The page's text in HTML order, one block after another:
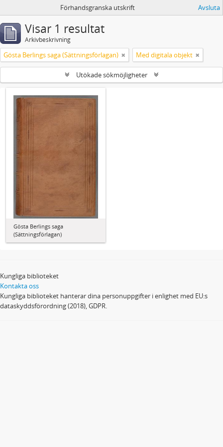
Förhandsgranska utskrift Avsluta
Visar 1 resultat
Arkivbeskrivning
Gösta Berlings saga (Sättningsförlagan) Med digitala objekt
Utökade sökmöjligheter
Gösta Berlings saga
(Sättningsförlagan)
Kungliga biblioteket
Kontakta oss
Kungliga biblioteket hanterar dina personuppgifter i enlighet med EU:s
dataskyddsförordning (2018), GDPR.